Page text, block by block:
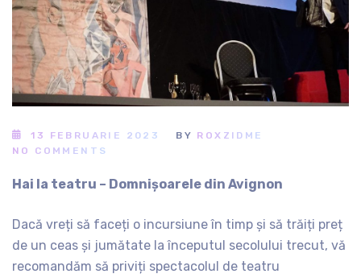
13 FEBRUARIE 2023 BY ROXZIDME
NO COMMENTS
Hai la teatru – Domnișoarele din Avignon
Dacă vreți să faceți o incursiune în timp și să trăiți preț
de un ceas și jumătate la începutul secolului trecut, vă
recomandăm să priviți spectacolul de teatru